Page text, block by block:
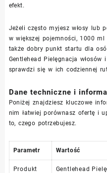
efekt.
Jeżeli często myjesz włosy lub
w większej pojemności, 1000
także dobry punkt startu dla
Gentlehead Pielęgnacja
sprawdzi się w ich codziennej
Dane techniczne i
Poniżej znajdziesz kluczowe
nim łatwiej porównasz ofertę i
to, czego potrzebujesz.
Parametr Wartość
Produkt
Gentlehead